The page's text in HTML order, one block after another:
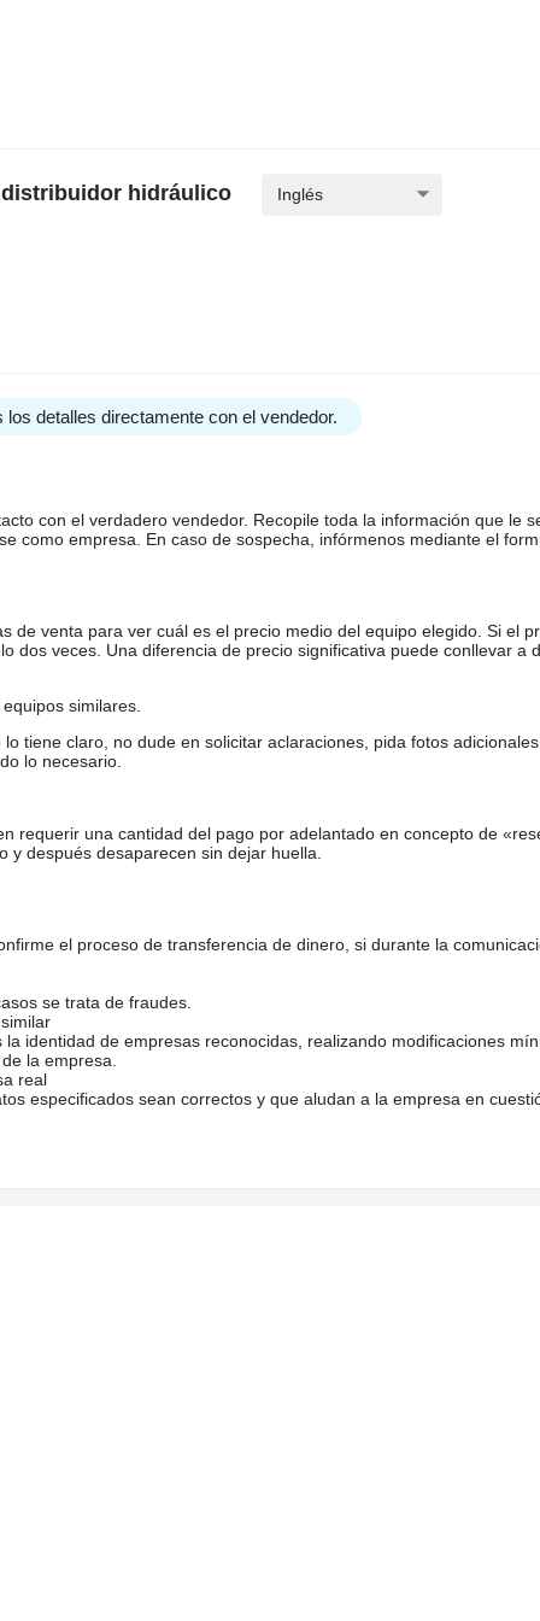
hidráulico Inglés
detalles directamente con el vendedor.
con el verdadero vendedor. Recopile toda la información que le
como empresa. En caso de sospecha, infórmenos mediante el
de venta para ver cuál es el precio medio del equipo elegido. Si el
dos veces. Una diferencia de precio significativa puede conllevar a
similares.
tiene claro, no dude en solicitar aclaraciones, pida fotos
lo necesario.
requerir una cantidad del pago por adelantado en concepto de
después desaparecen sin dejar huella.
el proceso de transferencia de dinero, si durante la
se trata de fraudes.
identidad de empresas reconocidas, realizando modificaciones
la empresa.
real
especificados sean correctos y que aludan a la empresa en